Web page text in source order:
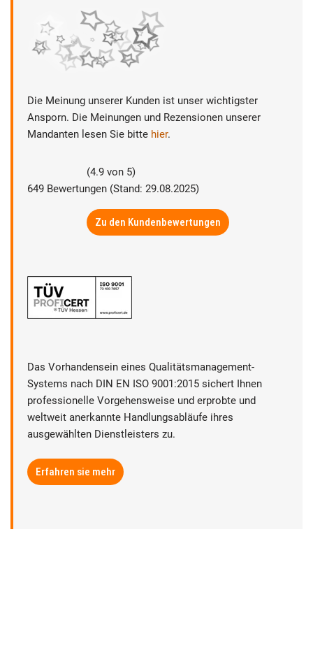
Die Meinung unserer Kunden ist unser wichtigster
Ansporn. Die Meinungen und Rezensionen unserer
Mandanten lesen Sie bitte hier.
(4.9 von 5)
649 Bewertungen (Stand: 29.08.2025)
Zu den Kundenbewertungen
Das Vorhandensein eines Qualitätsmanagement-
Systems nach DIN EN ISO 9001:2015 sichert Ihnen
professionelle Vorgehensweise und erprobte und
weltweit anerkannte Handlungsabläufe ihres
ausgewählten Dienstleisters zu.
Erfahren sie mehr